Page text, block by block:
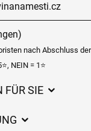
nach Abschluss
NEIN = 1⭐
FÜR SIE